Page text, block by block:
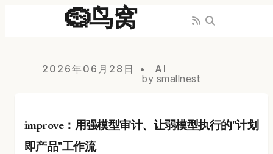
🪹鸟窝
2026年06月28日
AI
by smallnest
improve：用强模型审计、让弱模型执行的"计划
即产品"工作流